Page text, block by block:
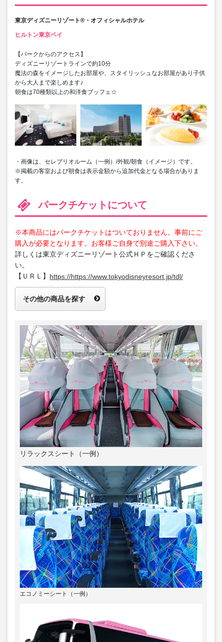
東京ディズニーリゾート®・オフィシャルホテル
ヒルトン東京ベイ
【パークからのアクセス】
ディズニーリゾートラインで約10分
魔法の森をイメージしたお部屋や、スタイリッシュなお部屋があり子供
から大人まで楽しめます♪
朝食は70種類以上の和洋食ブッフェ☆
・画像は、セレブリオルーム（一例）/外観/朝食（イメージ）です。
※掲載の客室および朝食は表示金額から追加代金となる場合がありま
す。
パークチケットについて
※本商品にはパークチケットはついておりません。事前にご
購入が必要となります。お客様ご自身で別途ご購入下さい。
詳しくは東京ディズニーリゾート公式ＨＰをご確認くださ
い。
【ＵＲＬ】 https://https://www.tokyodisneyresort.jp/tdl/
その他の商品を探す
リラックスシート（一例）
エコノミーシート（一例）